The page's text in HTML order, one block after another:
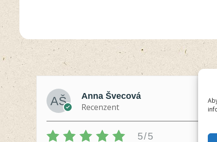
Anna Švecová
Recenzent
5/5